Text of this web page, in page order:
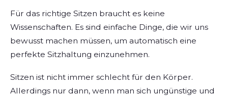
Für das richtige Sitzen braucht es keine
Wissenschaften. Es sind einfache Dinge, die wir uns
bewusst machen müssen, um automatisch eine
perfekte Sitzhaltung einzunehmen.
Sitzen ist nicht immer schlecht für den Körper.
Allerdings nur dann, wenn man sich ungünstige und